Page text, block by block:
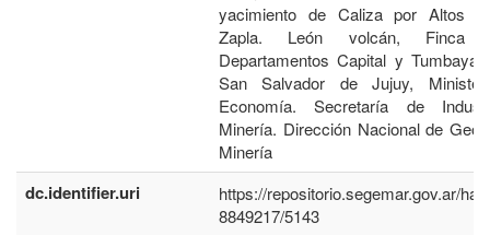
yacimiento de Caliza por Altos
Zapla. León volcán, Finca
Departamentos Capital y
San Salvador de Jujuy,
Economía. Secretaría de
Minería. Dirección Nacional de
Minería
dc.identifier.uri
https://repositorio.segemar.gov.ar/
8849217/5143